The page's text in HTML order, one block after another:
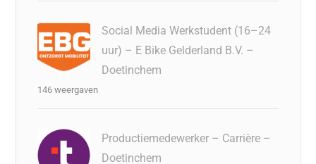
Social Media Werkstudent (16–24
uur) – E Bike Gelderland B.V. –
Doetinchem
146 weergaven
Productiemedewerker – Carrière –
Doetinchem